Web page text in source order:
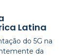
Latina
do 5G na
da